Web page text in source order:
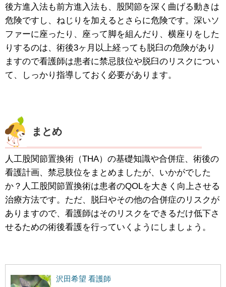
後方進入法も前方進入法も、股関節を深く曲げる動きは
危険ですし、ねじりを加えるとさらに危険です。深いソ
ファーに座ったり、座って脚を組んだり、横座りをした
りするのは、術後3ヶ月以上経っても脱臼の危険があり
ますので看護師は患者に禁忌肢位や脱臼のリスクについ
て、しっかり指導しておく必要があります。
まとめ
人工股関節置換術（THA）の基礎知識や合併症、術後の
看護計画、禁忌肢位をまとめましたが、いかがでした
か？人工股関節置換術は患者のQOLを大きく向上させる
治療方法です。ただ、脱臼やその他の合併症のリスクが
ありますので、看護師はそのリスクをできるだけ低下さ
せるための術後看護を行っていくようにしましょう。
沢田希望 看護師